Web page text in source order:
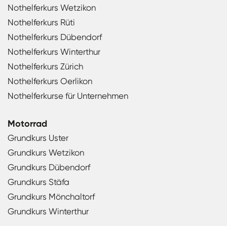
Nothelferkurs Wetzikon
Nothelferkurs Rüti
Nothelferkurs Dübendorf
Nothelferkurs Winterthur
Nothelferkurs Zürich
Nothelferkurs Oerlikon
Nothelferkurse für Unternehmen
Motorrad
Grundkurs Uster
Grundkurs Wetzikon
Grundkurs Dübendorf
Grundkurs Stäfa
Grundkurs Mönchaltorf
Grundkurs Winterthur